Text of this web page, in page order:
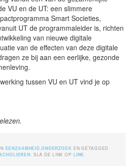
VU en de UT: een slimmere
Smart Societies,
UT de programmaleider is, richten
van nieuwe digitale
van de effecten van deze digitale
ze bij aan een eerlijke, gezonde
tussen VU en UT vind je op
EENZAAMHEID ONDERZOEK EN GETAGGED
. SLA DE LINK OP LINK